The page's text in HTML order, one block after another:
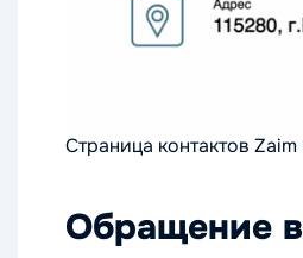
Страница контактов Zaim
Обращение